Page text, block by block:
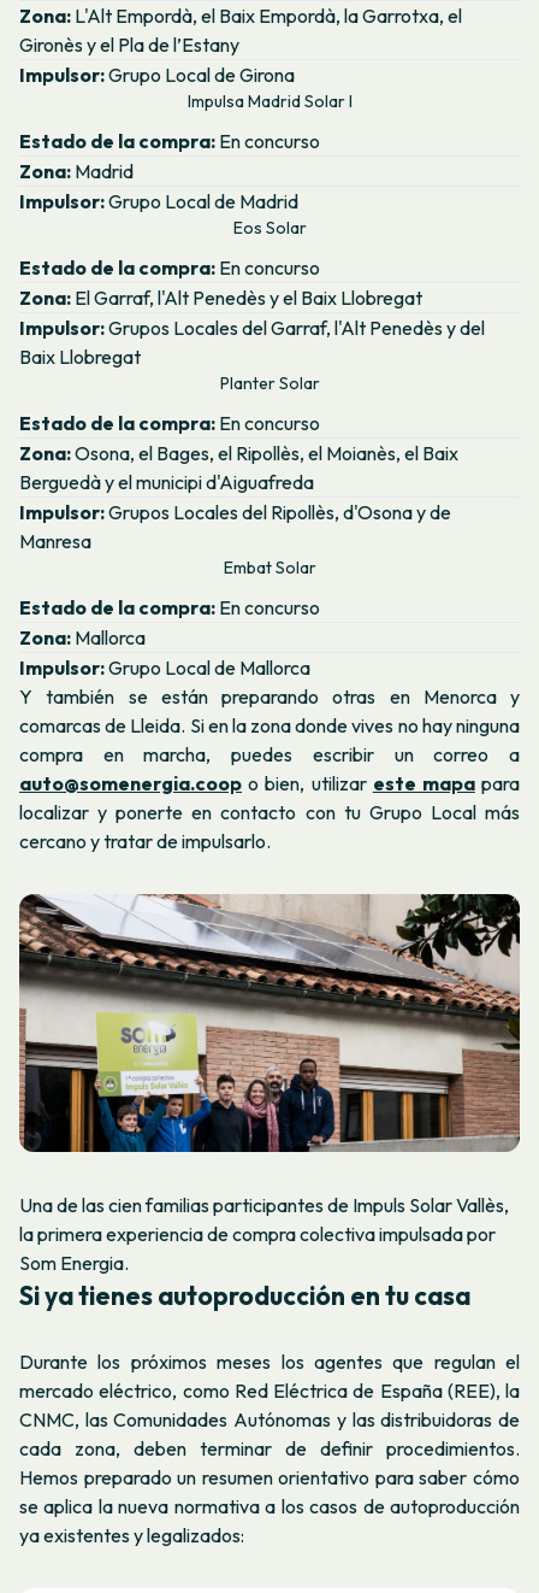
Zona: L'Alt Empordà, el Baix Empordà, la Garrotxa, el
Gironès y el Pla de l’Estany
Impulsor:Grupo Local de Girona
Impulsa Madrid Solar I
Estado de la compra: En concurso
Zona: Madrid
Impulsor:Grupo Local de Madrid
Eos Solar
Estado de la compra: En concurso
Zona: El Garraf, l'Alt Penedès y el Baix Llobregat
Impulsor:Grupos Locales del Garraf, l'Alt Penedès y del
Baix Llobregat
Planter Solar
Estado de la compra: En concurso
Zona:Osona, el Bages, el Ripollès, el Moianès, el Baix
Berguedà y el municipi d'Aiguafreda
Impulsor:Grupos Locales del Ripollès, d'Osona y de
Manresa
Embat Solar
Estado de la compra: En concurso
Zona: Mallorca
Impulsor:Grupo Local de Mallorca
Y también se están preparando otras en Menorca y
comarcas de Lleida. Si en la zona donde vives no hay ninguna
compra en marcha, puedes escribir un correo a
auto@somenergia.coop o bien, utilizar este mapapara
localizar y ponerte en contacto con tu Grupo Local más
cercano y tratar de impulsarlo.
Una de las cien familias participantes de Impuls Solar Vallès,
la primera experiencia de compra colectiva impulsada por
Som Energia.
Si ya tienes autoproducción en tu casa
Durante los próximos meses los agentes que regulan el
mercado eléctrico, como Red Eléctrica de España (REE), la
CNMC, las Comunidades Autónomas y las distribuidoras de
cada zona, deben terminar de definir procedimientos.
Hemos preparado un resumen orientativo para saber cómo
se aplica la nueva normativa a los casos de autoproducción
ya existentes y legalizados: